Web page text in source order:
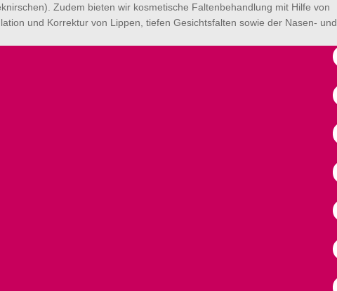
Zudem bieten wir kosmetische Faltenbehandlung mit Hilfe von
und Korrektur von Lippen, tiefen Gesichtsfalten sowie der Nasen- und